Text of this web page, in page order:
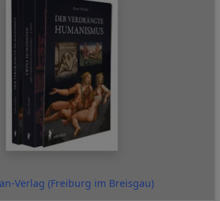
Verlag (Freiburg im Breisgau)